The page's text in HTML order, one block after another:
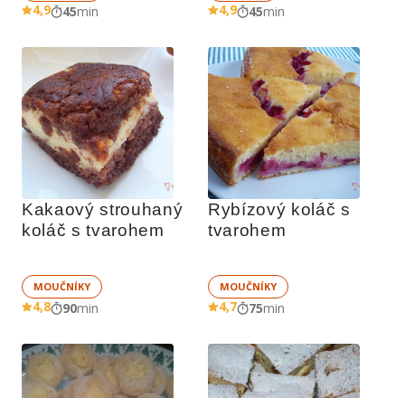
4,9 45min 4,9 45min
Kakaový strouhaný
koláč s tvarohem
MOUČNÍKY
4,8 90min
Rybízový koláč s
tvarohem
MOUČNÍKY
4,7 75min